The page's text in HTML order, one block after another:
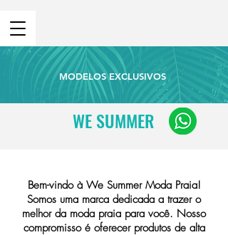
MODELOS EXCLUSIVOS
WE SUMMER
Bem-vindo à We Summer Moda Praia!
Somos uma marca dedicada a trazer o
melhor da moda praia para você. Nosso
compromisso é oferecer produtos de alta